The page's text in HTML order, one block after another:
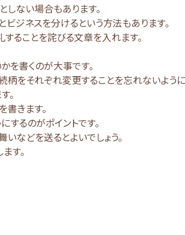
ない場合もあります。
ジネスを分けるという方法もあります。
ることを詫びる文章を入れます。
を書くのが大事です。
をそれぞれ変更することを忘れないように
。
きます。
るのがポイントです。
などを送るとよいでしょう。
す。